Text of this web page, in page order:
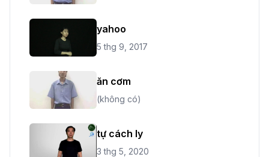
yahoo
5 thg 9, 2017
ăn cơm
(không có)
tự cách ly
3 thg 5, 2020